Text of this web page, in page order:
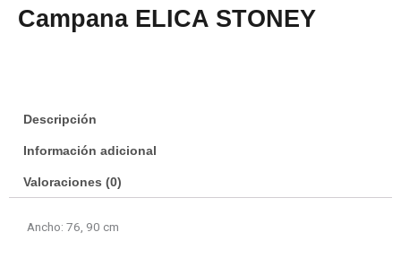
Campana ELICA STONEY
Descripción
Información adicional
Valoraciones (0)
Ancho: 76, 90 cm